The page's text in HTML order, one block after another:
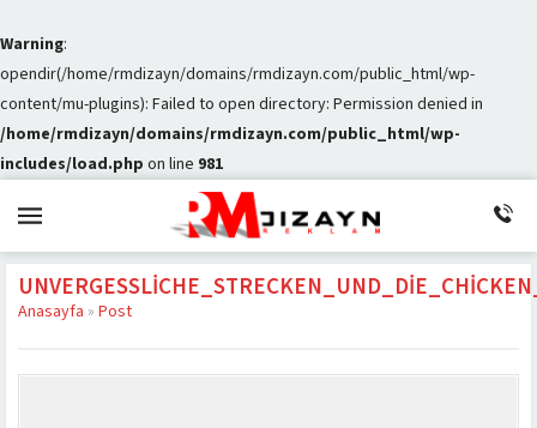
Warning:
opendir(/home/rmdizayn/domains/rmdizayn.com/public_html/wp-
content/mu-plugins): Failed to open directory: Permission denied in
/home/rmdizayn/domains/rmdizayn.com/public_html/wp-
includes/load.php on line 981
Anasayfa » Post